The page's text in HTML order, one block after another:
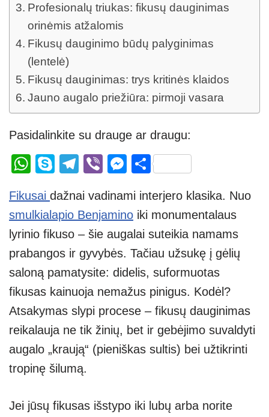
Profesionalų triukas: fikusų dauginimas
orinėmis atžalomis
Fikusų dauginimo būdų palyginimas
(lentelė)
Fikusų dauginimas: trys kritinės klaidos
Jauno augalo priežiūra: pirmoji vasara
Pasidalinkite su drauge ar draugu:
W
at
s
A
p
p
S
p
e
T
e
gr
a
m
Vi
er
M
ss
e
n
g
er
S
ar
e
Fikusai dažnai vadinami interjero klasika. Nuo
smulkialapio Benjamino iki monumentalaus
lyrinio fikuso – šie augalai suteikia namams
prabangos ir gyvybės. Tačiau užsukę į gėlių
saloną pamatysite: didelis, suformuotas
fikusas kainuoja nemažus pinigus. Kodėl?
Atsakymas slypi procese – fikusų dauginimas
reikalauja ne tik žinių, bet ir gebėjimo suvaldyti
augalo „kraują“ (pieniškas sultis) bei užtikrinti
tropinę šilumą.
Jei jūsų fikusas išstypo iki lubų arba norite